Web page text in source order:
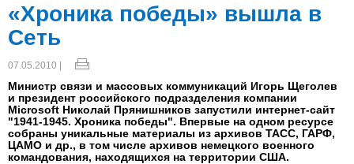
«Хроника победы» вышла в
Сеть
07.05.2010 |
Министр связи и массовых коммуникаций Игорь Щеголев
и президент российского подразделения компании
Microsoft Николай Прянишников запустили интернет-сайт
"1941-1945. Хроника победы". Впервые на одном ресурсе
собраны уникальные материалы из архивов ТАСС, ГАРФ,
ЦАМО и др., в том числе архивов немецкого военного
командования, находящихся на территории США.